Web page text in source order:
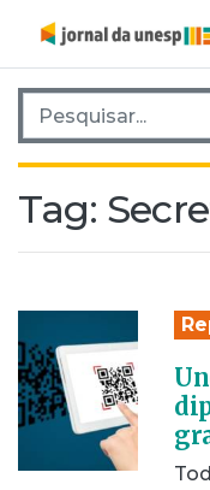
Pesquisar por:
Tag: